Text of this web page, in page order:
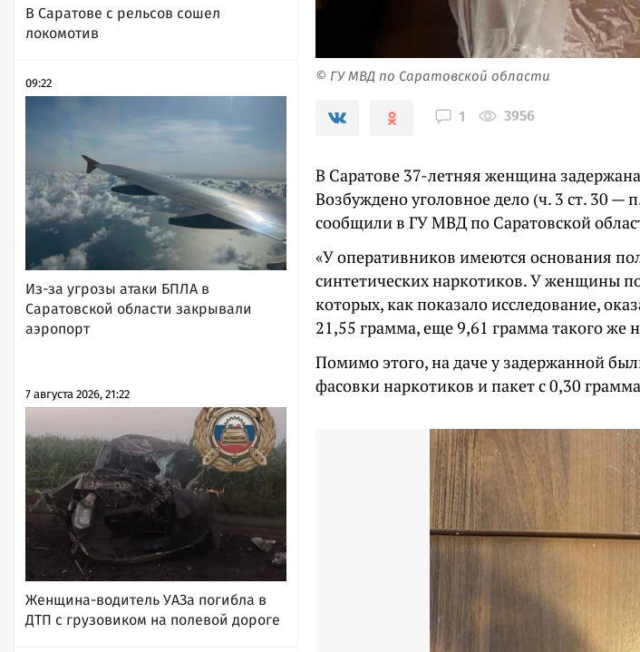
В Саратове с рельсов сошел
локомотив
09:22
Из-за угрозы атаки БПЛА в
Саратовской области закрывали
аэропорт
7 августа 2026, 21:22
Женщина-водитель УАЗа погибла в
ДТП с грузовиком на полевой дороге
© ГУ МВД по Саратовской области
1 3956
В Саратове 37-летняя женщина
Возбуждено уголовное дело (ч. 3 ст. 30 —
сообщили в ГУ МВД по Саратовской
«У оперативников имеются основания
синтетических наркотиков. У женщины
которых, как показало исследование,
21,55 грамма, еще 9,61 грамма такого же
Помимо этого, на даче у задержанной
фасовки наркотиков и пакет с 0,30